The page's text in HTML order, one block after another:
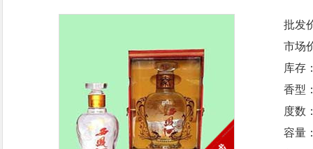
批发
市场
库存
香型
度数
容量